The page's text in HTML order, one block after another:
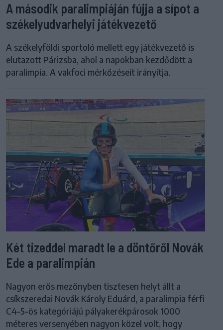
A második paralimpiáján fújja a sípot a
székelyudvarhelyi játékvezető
A székelyföldi sportoló mellett egy játékvezető is
elutazott Párizsba, ahol a napokban kezdődött a
paralimpia. A vakfoci mérkőzéseit irányítja.
Két tizeddel maradt le a döntőről Novák
Ede a paralimpián
Nagyon erős mezőnyben tisztesen helyt állt a
csíkszeredai Novák Károly Eduárd, a paralimpia férfi
C4-5-ös kategóriájú pályakerékpárosok 1000
méteres versenyében nagyon közel volt, hogy